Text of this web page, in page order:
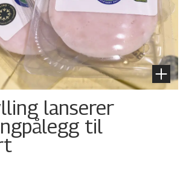
lanserer
til